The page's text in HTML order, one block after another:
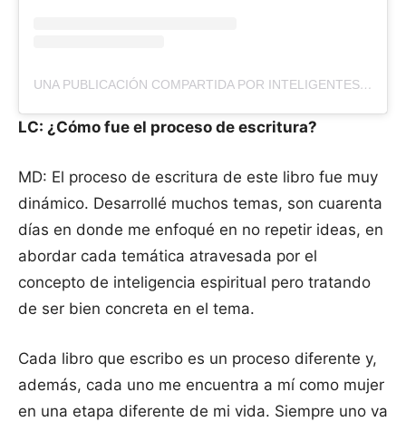
UNA PUBLICACIÓN COMPARTIDA POR INTELIGENTES ESPIRITUALMENTE (@MUJERES.INTELIGENTES)
LC: ¿Cómo fue el proceso de escritura?
MD: El proceso de escritura de este libro fue muy
dinámico. Desarrollé muchos temas, son cuarenta
días en donde me enfoqué en no repetir ideas, en
abordar cada temática atravesada por el
concepto de inteligencia espiritual pero tratando
de ser bien concreta en el tema.
Cada libro que escribo es un proceso diferente y,
además, cada uno me encuentra a mí como mujer
en una etapa diferente de mi vida. Siempre uno va